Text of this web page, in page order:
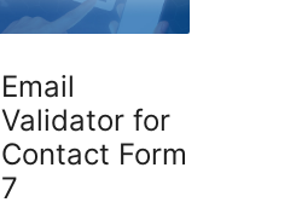
Email
Validator for
Contact Form
7